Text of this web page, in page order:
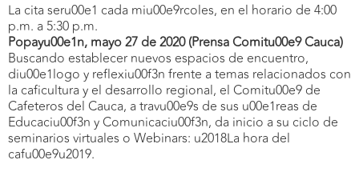
La cita seru00e1 cada miu00e9rcoles, en el horario de 4:00
p.m. a 5:30 p.m.
Popayu00e1n, mayo 27 de 2020 (Prensa Comitu00e9 Cauca)
Buscando establecer nuevos espacios de encuentro,
diu00e1logo y reflexiu00f3n frente a temas relacionados con
la caficultura y el desarrollo regional, el Comitu00e9 de
Cafeteros del Cauca, a travu00e9s de sus u00e1reas de
Educaciu00f3n y Comunicaciu00f3n, da inicio a su ciclo de
seminarios virtuales o Webinars: u2018La hora del
cafu00e9u2019.